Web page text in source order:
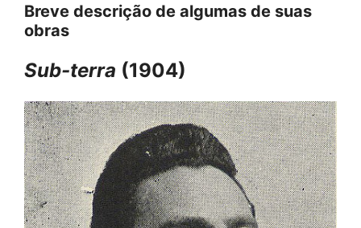
Breve descrição de algumas de suas
obras
Sub-terra (1904)